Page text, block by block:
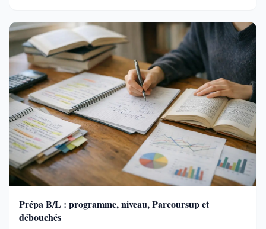
Prépa B/L : programme, niveau, Parcoursup et
débouchés